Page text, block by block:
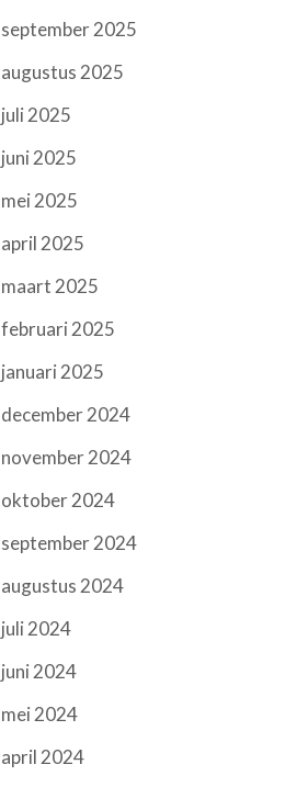
september 2025
augustus 2025
juli 2025
juni 2025
mei 2025
april 2025
maart 2025
februari 2025
januari 2025
december 2024
november 2024
oktober 2024
september 2024
augustus 2024
juli 2024
juni 2024
mei 2024
april 2024